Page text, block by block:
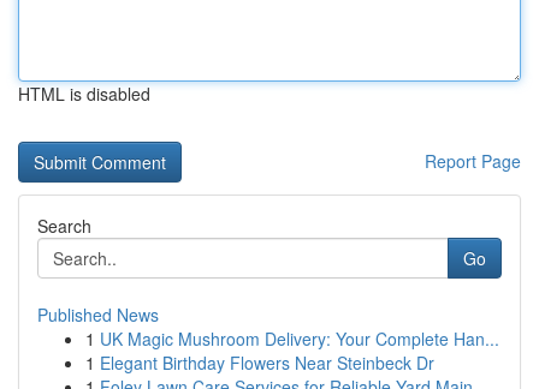
HTML is disabled
Report Page
Search
Go
Published News
1 UK Magic Mushroom Delivery: Your Complete Han...
1 Elegant Birthday Flowers Near Steinbeck Dr